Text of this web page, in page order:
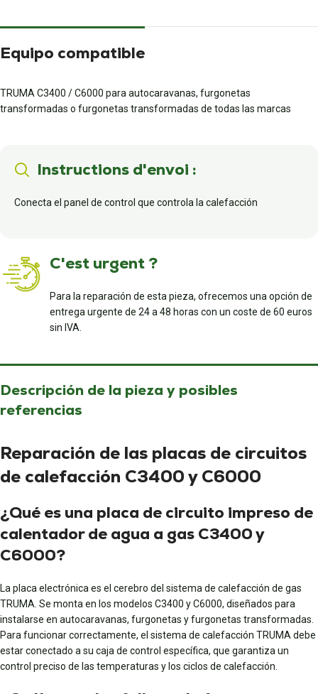
Equipo compatible
TRUMA C3400 / C6000 para autocaravanas, furgonetas
transformadas o furgonetas transformadas de todas las marcas
Instructions d'envoi :
Conecta el panel de control que controla la calefacción
C'est urgent ?
Para la reparación de esta pieza, ofrecemos una opción de
entrega urgente de 24 a 48 horas con un coste de 60 euros
sin IVA.
Descripción de la pieza y posibles
referencias
Reparación de las placas de circuitos
de calefacción C3400 y C6000
¿Qué es una placa de circuito impreso de
calentador de agua a gas C3400 y
C6000?
La placa electrónica es el cerebro del sistema de calefacción de gas
TRUMA. Se monta en los modelos C3400 y C6000, diseñados para
instalarse en autocaravanas, furgonetas y furgonetas transformadas.
Para funcionar correctamente, el sistema de calefacción TRUMA debe
estar conectado a su caja de control específica, que garantiza un
control preciso de las temperaturas y los ciclos de calefacción.